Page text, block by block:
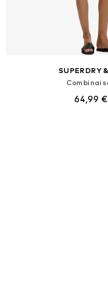
SUPERDRY
64,99 €